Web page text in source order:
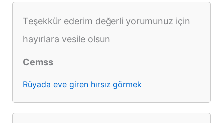
Teşekkür ederim değerli yorumunuz için
hayırlara vesile olsun
Cemss
Rüyada eve giren hırsız görmek